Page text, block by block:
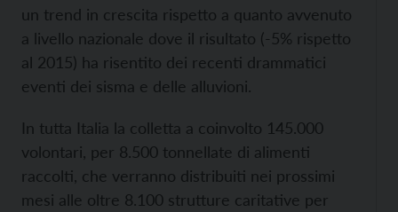
un trend in crescita rispetto a quanto avvenuto
a livello nazionale dove il risultato (-5% rispetto
al 2015) ha risentito dei recenti drammatici
eventi dei sisma e delle alluvioni.
In tutta Italia la colletta a coinvolto 145.000
volontari, per 8.500 tonnellate di alimenti
raccolti, che verranno distribuiti nei prossimi
mesi alle oltre 8.100 strutture caritative per